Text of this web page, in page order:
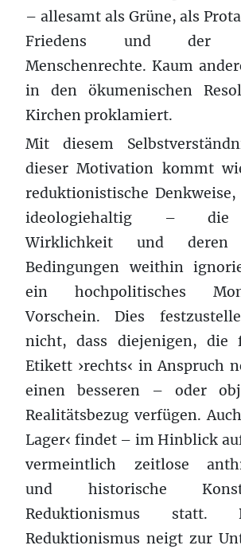
– allesamt als Grüne, als
Friedens und der
Menschenrechte. Kaum
in den ökumenischen
Kirchen proklamiert.
Mit diesem
dieser Motivation kommt
reduktionistische
ideologiehaltig – die
Wirklichkeit und deren
Bedingungen weithin
ein hochpolitisches
Vorschein. Dies
nicht, dass diejenigen, die
Etikett ›rechts‹ in Anspruch
einen besseren – oder
Realitätsbezug verfügen.
Lager‹ findet – im Hinblick
vermeintlich zeitlose
und historische
Reduktionismus
Reduktionismus neigt zur